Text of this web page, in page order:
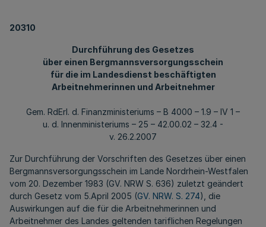
20310
Durchführung des Gesetzes
über einen Bergmannsversorgungsschein
für die im Landesdienst beschäftigten
Arbeitnehmerinnen und Arbeitnehmer
Gem. RdErl. d. Finanzministeriums – B 4000 – 1.9 – IV 1 –
u. d. Innenministeriums – 25 – 42.00.02 – 32.4 -
v. 26.2.2007
Zur Durchführung der Vorschriften des Gesetzes über einen
Bergmannsversorgungsschein im Lande Nordrhein-Westfalen
vom 20. Dezember 1983 (GV. NRW S. 636) zuletzt geändert
durch Gesetz vom 5.April 2005 (GV. NRW. S. 274), die
Auswirkungen auf die für die Arbeitnehmerinnen und
Arbeitnehmer des Landes geltenden tariflichen Regelungen